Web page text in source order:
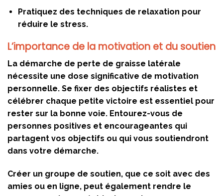
Pratiquez des techniques de relaxation pour
réduire le stress.
L’importance de la motivation et du soutien
La démarche de perte de graisse latérale
nécessite une dose significative de motivation
personnelle. Se fixer des objectifs réalistes et
célébrer chaque petite victoire est essentiel pour
rester sur la bonne voie. Entourez-vous de
personnes positives et encourageantes qui
partagent vos objectifs ou qui vous soutiendront
dans votre démarche.
Créer un groupe de soutien, que ce soit avec des
amies ou en ligne, peut également rendre le